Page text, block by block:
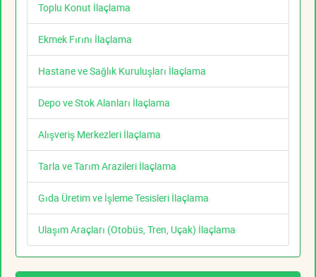
Toplu Konut İlaçlama
Ekmek Fırını İlaçlama
Hastane ve Sağlık Kuruluşları İlaçlama
Depo ve Stok Alanları İlaçlama
Alışveriş Merkezleri İlaçlama
Tarla ve Tarım Arazileri İlaçlama
Gıda Üretim ve İşleme Tesisleri İlaçlama
Ulaşım Araçları (Otobüs, Tren, Uçak) İlaçlama